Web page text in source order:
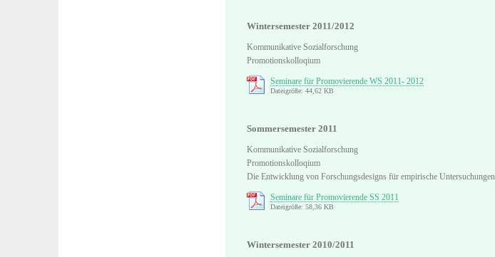
Wintersemester 2011/2012
Kommunikative Sozialforschung
Promotionskolloqium
Seminare für Promovierende WS 2011- 2012
Dateigröße: 44,62 KB
Sommersemester 2011
Kommunikative Sozialforschung
Promotionskolloqium
Die Entwicklung von Forschungsdesigns für empirische Untersuchungen
Seminare für Promovierende SS 2011
Dateigröße: 58,36 KB
Wintersemester 2010/2011